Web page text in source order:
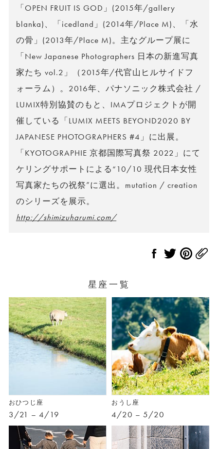
「OPEN FRUIT IS GOD」(2015年/gallery
blanka)、「icedland」(2014年/Place M)、「水
の骨」(2013年/Place M)。主なグループ展に
「New Japanese Photographers 日本の新進写真
家たち vol.2」（2015年/代官山ヒルサイドフ
ォーラム）。2016年、パナソニック株式会社 /
LUMIX特別協賛のもと、IMAプロジェクトが開
催している「LUMIX MEETS BEYOND2020 BY
JAPANESE PHOTOGRAPHERS #4」に出展。
「KYOTOGRAPHIE 京都国際写真祭 2022」にて
ケリングサポートによる“10/10 現代日本女性
写真家たちの祝祭”に選出。mutation / creation
のシリーズを展示。
http://shimizuharumi.com/
星座一覧
おひつじ座
3/21 – 4/19
おうし座
4/20 – 5/20